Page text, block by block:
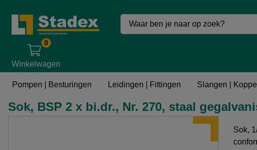
0
Winkelwagen
Pompen | Besturingen Leidingen | Fittingen Slangen |
Leidingen | Fittingen Metalen leidingen & Fittingen Metalen fittingen
Sok, BSP 2 x bi.dr., Nr. 270, staal
Sok,